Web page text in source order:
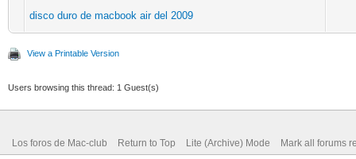
disco duro de macbook air del 2009
View a Printable Version
Users browsing this thread: 1 Guest(s)
Los foros de Mac-club Return to Top Lite (Archive) Mode Mark all forums